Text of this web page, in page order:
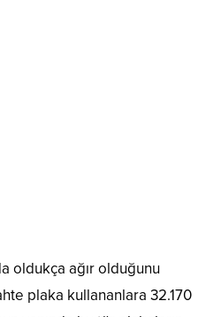
oldukça ağır olduğunu
plaka kullananlara 32.170